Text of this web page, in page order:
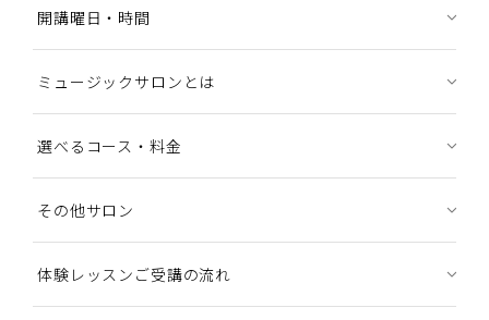
開講曜日・時間
ミュージックサロンとは
選べるコース・料金
その他サロン
体験レッスンご受講の流れ